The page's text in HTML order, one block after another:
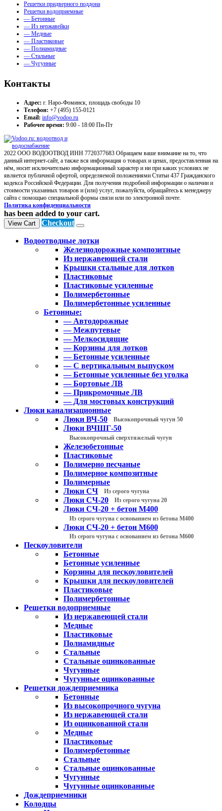
Решетки придверного поддона
Решетки водоприемные
— Бетонные
— Из нержавейки
— Медные
— Пластиковые
— Полиамидные
— Стальные
— Чугунные
Контакты
Адрес: г. Наро-Фоминск, площадь свободы 10
Телефон: +7 (495) 155-0121
Email: info@vodoo.ru
Рабочее время: 9:00 - 18:00 Пн-Пт
2022 ООО ВОДООТВОД ИНН 7720377683 Обращаем ваше внимание на то, что
данный интернет-сайт, а также вся информация о товарах и ценах, предоставленная на
нём, носит исключительно информационный характер и ни при каких условиях не
является публичной офертой, определяемой положениями Статьи 437 Гражданского
кодекса Российской Федерации. Для получения подробной информации о наличии и
стоимости указанных товаров и (или) услуг, пожалуйста, обращайтесь к менеджеру
сайта с помощью специальной формы связи или по электронной почте.
Политика конфиденциальности
has been added to your cart.
View Cart Checkout
Водоотводные лотки
Железнодорожные композитные
Из нержавеющей стали
Крышки стальные для лотков
Пластиковые
Пластиковые усиленные
Полимербетонные
Полимербетонные усиленные
Бетонные:
— Автодорожные
— Межпутевые
— Мелкосидящие
— Корзины для лотков
— Бетонные усиленные
— С вертикальным выпуском
— Бетонные усиленные без уголка
— Бортовые ЛВ
— Прикромочные ЛВ
— Для мостовых конструкций
Люки канализационные
Люки ВЧ-50
Высокопрочный чугун 50
Люки ВЧШГ-50
Высокопрочный сверхтяжелый чугун
Железобетонные
Пластиковые
Полимерно песчаные
Полимерное композитные
Полимерные
Люки СЧ
Из серого чугуна
Люки СЧ-20 Из серого чугуна 20
Люки СЧ-20 + бетон М400
Из серого чугуна с основанием из бетона М400
Люки СЧ-20 + бетон М600
Из серого чугуна с основанием из бетона М600
Пескоуловители
Бетонные
Бетонные усиленные
Корзины для пескоуловителей
Крышки для пескоуловителей
Пластиковые
Полимербетонные
Решетки водоприемные
Из нержавеющей стали
Медные
Пластиковые
Полиамидные
Стальные
Стальные оцинкованные
Чугунные
Чугунные оцинкованные
Решетки дождеприемника
Бетонные
Из высокопрочного чугуна
Из нержавеющей стали
Из оцинкованной стали
Медные
Пластиковые
Полимербетонные
Стальные
Стальные оцинкованные
Чугунные
Чугунные оцинкованные
Дождеприемники
Колодцы